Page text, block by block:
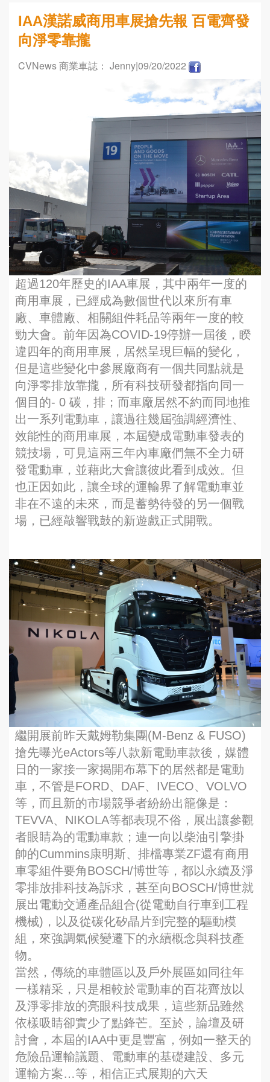
IAA漢諾威商用車展搶先報 百電齊發
向淨零靠攏
CVNews 商業車誌： Jenny|09/20/2022
超過120年歷史的IAA車展，其中兩年一度的
商用車展，已經成為數個世代以來所有車
廠、車體廠、相關組件耗品等兩年一度的較
勁大會。前年因為COVID-19停辦一屆後，睽
違四年的商用車展，居然呈現巨幅的變化，
但是這些變化中參展廠商有一個共同點就是
向淨零排放靠攏，所有科技研發都指向同一
個目的- 0 碳，排；而車廠居然不約而同地推
出一系列電動車，讓過往幾屆強調經濟性、
效能性的商用車展，本屆變成電動車發表的
競技場，可見這兩三年內車廠們無不全力研
發電動車，並藉此大會讓彼此看到成效。但
也正因如此，讓全球的運輸界了解電動車並
非在不遠的未來，而是蓄勢待發的另一個戰
場，已經敲響戰鼓的新遊戲正式開戰。
繼開展前昨天戴姆勒集團(M-Benz & FUSO)
搶先曝光eActors等八款新電動車款後，媒體
日的一家接一家揭開布幕下的居然都是電動
車，不管是FORD、DAF、IVECO、VOLVO
等，而且新的市場競爭者紛紛出籠像是：
TEVVA、NIKOLA等都表現不俗，展出讓參觀
者眼睛為的電動車款；連一向以柴油引擎掛
帥的Cummins康明斯、排檔專業ZF還有商用
車零組件要角BOSCH/博世等，都以永續及淨
零排放排科技為訴求，甚至向BOSCH/博世就
展出電動交通產品組合(從電動自行車到工程
機械)，以及從碳化矽晶片到完整的驅動模
組，來強調氣候變遷下的永續概念與科技產
物。
當然，傳統的車體區以及戶外展區如同往年
一樣精采，只是相較於電動車的百花齊放以
及淨零排放的亮眼科技成果，這些新品雖然
依樣吸睛卻實少了點鋒芒。至於，論壇及研
討會，本屆的IAA中更是豐富，例如一整天的
危險品運輸議題、電動車的基礎建設、多元
運輸方案…等，相信正式展期的六天